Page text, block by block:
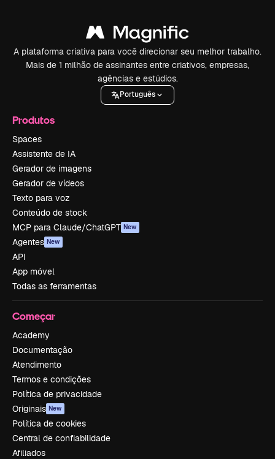
A plataforma criativa para você direcionar seu melhor trabalho.
Mais de 1 milhão de assinantes entre criativos, empresas,
agências e estúdios.
Português
Produtos
Spaces
Assistente de IA
Gerador de imagens
Gerador de vídeos
Texto para voz
Conteúdo de stock
MCP para Claude/ChatGPT New
Agentes New
API
App móvel
Todas as ferramentas
Começar
Academy
Documentação
Atendimento
Termos e condições
Política de privacidade
Originais New
Política de cookies
Central de confiabilidade
Afiliados